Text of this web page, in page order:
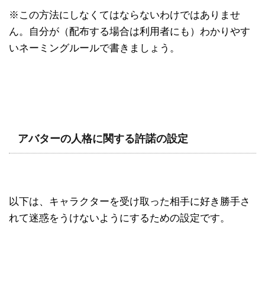
※この方法にしなくてはならないわけではありませ
ん。自分が（配布する場合は利用者にも）わかりやす
いネーミングルールで書きましょう。
アバターの人格に関する許諾の設定
以下は、キャラクターを受け取った相手に好き勝手さ
れて迷惑をうけないようにするための設定です。